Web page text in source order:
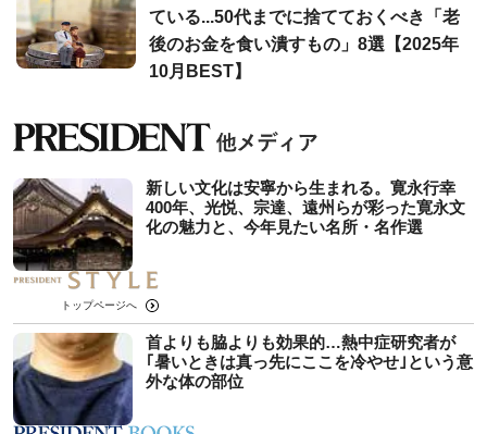
ている...50代までに捨てておくべき「老
後のお金を食い潰すもの」8選【2025年
10月BEST】
新しい文化は安寧から生まれる。寛永行幸
400年、光悦、宗達、遠州らが彩った寛永文
化の魅力と、今年見たい名所・名作選
トップページへ
首よりも脇よりも効果的…熱中症研究者が
｢暑いときは真っ先にここを冷やせ｣という意
外な体の部位